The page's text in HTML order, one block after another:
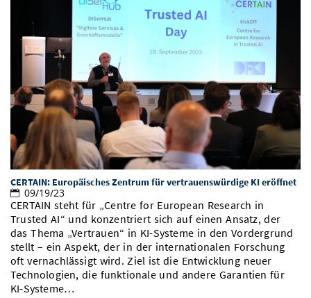
CERTAIN: Europäisches Zentrum für vertrauenswürdige KI eröffnet
09/19/23
CERTAIN steht für „Centre for European Research in
Trusted AI“ und konzentriert sich auf einen Ansatz, der
das Thema „Vertrauen“ in KI-Systeme in den Vordergrund
stellt – ein Aspekt, der in der internationalen Forschung
oft vernachlässigt wird. Ziel ist die Entwicklung neuer
Technologien, die funktionale und andere Garantien für
KI-Systeme…